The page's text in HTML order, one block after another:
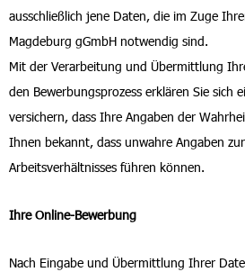
ausschließlich jene Daten, die im Zuge
Magdeburg gGmbH notwendig sind.
Mit der Verarbeitung und Übermittlung
den Bewerbungsprozess erklären Sie sich
versichern, dass Ihre Angaben der
Ihnen bekannt, dass unwahre Angaben
Arbeitsverhältnisses führen können.
Ihre Online-Bewerbung
Nach Eingabe und Übermittlung Ihrer